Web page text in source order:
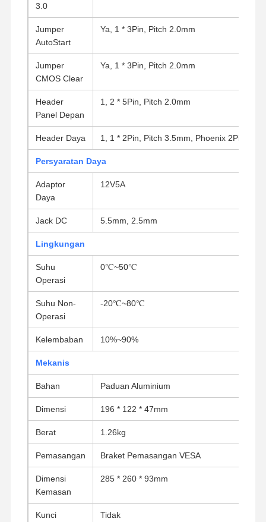
Kontrol
Kualitas
Hubungi
Bicara
Firewall Mini PC
PC Mini Industri
1U Rackmount PC
PC Mini POE
NAS Mini PC
Celeron Mini PC
Core Mini PC
PC Mini Kantor
Motherboard Firewall
3.0
Jumper
AutoStart
Ya, 1 * 3Pin, Pitch 2.0mm
Jumper
CMOS Clear
Ya, 1 * 3Pin, Pitch 2.0mm
Header
Panel Depan
1, 2 * 5Pin, Pitch 2.0mm
Header Daya 1, 1 * 2Pin, Pitch 3.5mm, Phoenix 2Pin
Persyaratan Daya
Adaptor
Daya
12V5A
Jack DC 5.5mm, 2.5mm
Lingkungan
Suhu
Operasi
0℃~50℃
Suhu Non-
Operasi
-20℃~80℃
Kelembaban 10%~90%
Mekanis
Bahan Paduan Aluminium
Dimensi 196 * 122 * 47mm
Berat 1.26kg
Pemasangan Braket Pemasangan VESA
Dimensi
Kemasan
285 * 260 * 93mm
Kunci Tidak